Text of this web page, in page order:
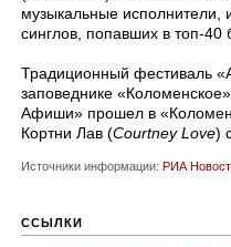
музыкальные
синглов, попавших в тoп-40
Традиционный фестиваль
заповеднике
Афиши» прошел в
Кортни Лав (Courtney Love)
Источники информации: РИА
ССЫЛКИ